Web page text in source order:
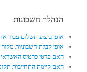
הנהלת חשבונות
אופן ביצוע תשלום עבור
אופן קבלת חשבוניות מקור
האם פרטי כרטיס
האם קיימת התחייבות